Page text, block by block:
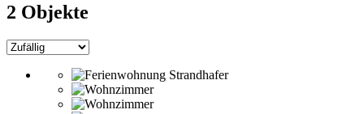
2 Objekte